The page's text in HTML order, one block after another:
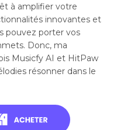
à amplifier votre
innovantes et
pouvez porter vos
Donc, ma
Musicfy AI et HitPaw
résonner dans le